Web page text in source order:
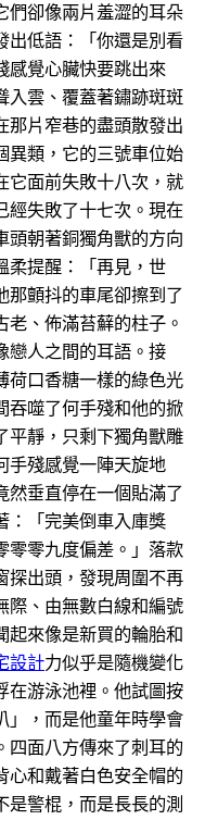
們卻像兩片羞澀的耳朵
出低語：「你還是別看
感覺心臟快要跳出來
入雲、覆蓋著鏽跡斑斑
那片窄巷的盡頭散發出
異類，它的三號車位始
它面前失敗十八次，就
經失敗了十七次。現在
頭朝著銅獨角獸的方向
柔提醒：「再見，世
那顫抖的車尾卻擦到了
、佈滿苔蘚的柱子。
戀人之間的耳語。接
荷口香糖一樣的綠色光
吞噬了何手殘和他的掀
平靜，只剩下獨角獸雕
手殘感覺一陣天旋地
然垂直停在一個貼滿了
：「完美倒車入庫獎
零零九度偏差。」落款
探出頭，發現周圍不再
際、由無數白線和編號
起來像是新買的輪胎和
設計力似乎是隨機變化
在游泳池裡。他試圖按
」，而是他童年時學會
四面八方傳來了刺耳的
心和戴著白色安全帽的
是警棍，而是長長的測